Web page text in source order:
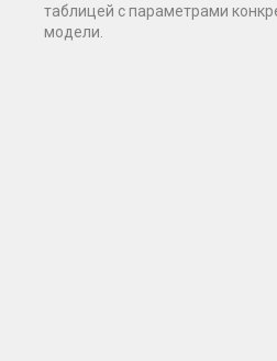
таблицей с параметрами
модели.